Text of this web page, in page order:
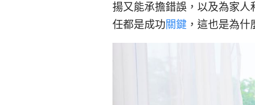
揚又能承擔錯誤，以及為家人
任都是成功關鍵 ，這也是為